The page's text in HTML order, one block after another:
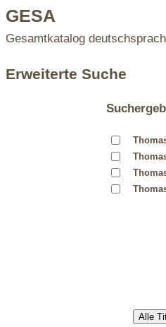
GESA
Gesamtkatalog
Erweiterte Suche